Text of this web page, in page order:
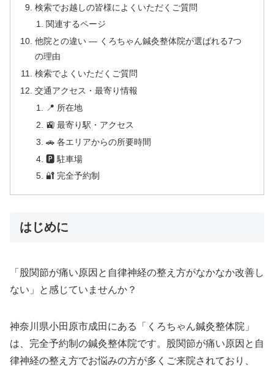
検索でお越しの皆様によくいただくご質問
関連するページ
他院との違い — くろちゃん鍼灸整体院が選ばれる7つ
の理由
検索でよくいただくご質問
交通アクセス・最寄り情報
📍 所在地
🚉 最寄り駅・アクセス
🚗 各エリアからの所要時間
🅿 駐車場
🔐 完全予約制
はじめに
「股関節が痛い原因と自律神経の整え方がなかなか改善し
ない」と感じていませんか？
神奈川県小田原市成田にある「くろちゃん鍼灸整体院」
は、完全予約制の鍼灸整体院です。股関節が痛い原因と自
律神経の整え方でお悩みの方が多くご来院されており、